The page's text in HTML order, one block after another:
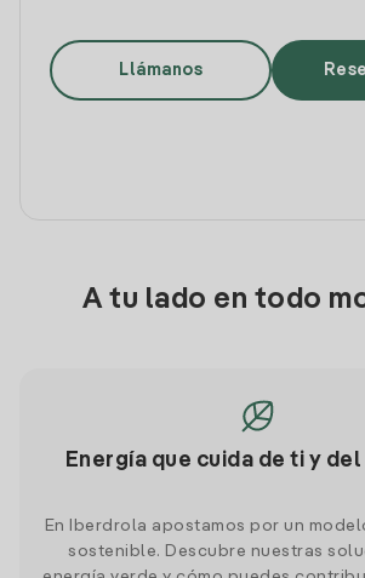
Llámanos
A tu lado en todo
Energía que cuida de ti y
En Iberdrola apostamos por un
sostenible. Descubre nuestras